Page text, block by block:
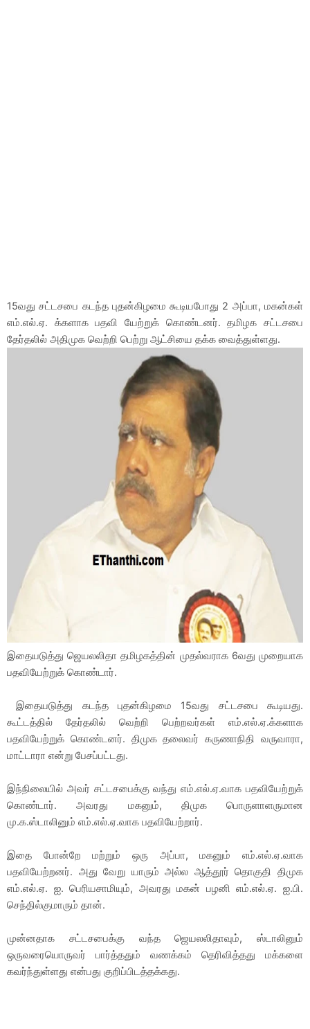
15வது சட்டசபை கடந்த புதன்கிழமை கூடியபோது 2 அப்பா, மகன்கள்
எம்.எல்.ஏ. க்களாக பதவி யேற்றுக் கொண்டனர். தமிழக சட்டசபை
தேர்தலில் அதிமுக வெற்றி பெற்று ஆட்சியை தக்க வைத்துள்ளது.
இதையடுத்து ஜெயலலிதா தமிழகத்தின் முதல்வராக 6வது முறையாக
பதவியேற்றுக் கொண்டார்.
இதையடுத்து கடந்த புதன்கிழமை 15வது சட்டசபை கூடியது.
கூட்டத்தில் தேர்தலில் வெற்றி பெற்றவர்கள் எம்.எல்.ஏ.க்களாக
பதவியேற்றுக் கொண்டனர். திமுக தலைவர் கருணாநிதி வருவாரா,
மாட்டாரா என்று பேசப்பட்டது.
இந்நிலையில் அவர் சட்டசபைக்கு வந்து எம்.எல்.ஏ.வாக பதவியேற்றுக்
கொண்டார். அவரது மகனும், திமுக பொருளாளருமான
மு.க.ஸ்டாலினும் எம்.எல்.ஏ.வாக பதவியேற்றார்.
இதை போன்றே மற்றும் ஒரு அப்பா, மகனும் எம்.எல்.ஏ.வாக
பதவியேற்றனர். அது வேறு யாரும் அல்ல ஆத்தூர் தொகுதி திமுக
எம்.எல்.ஏ. ஐ. பெரியசாமியும், அவரது மகன் பழனி எம்.எல்.ஏ. ஐ.பி.
செந்தில்குமாரும் தான்.
முன்னதாக சட்டசபைக்கு வந்த ஜெயலலிதாவும், ஸ்டாலினும்
ஒருவரையொருவர் பார்த்ததும் வணக்கம் தெரிவித்தது மக்களை
கவர்ந்துள்ளது என்பது குறிப்பிடத்தக்கது.